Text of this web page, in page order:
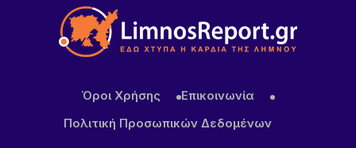
Όροι Χρήσης
Επικοινωνία
Πολιτική Προσωπικών Δεδομένων